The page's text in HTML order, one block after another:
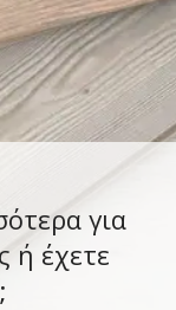
για
ή έχετε